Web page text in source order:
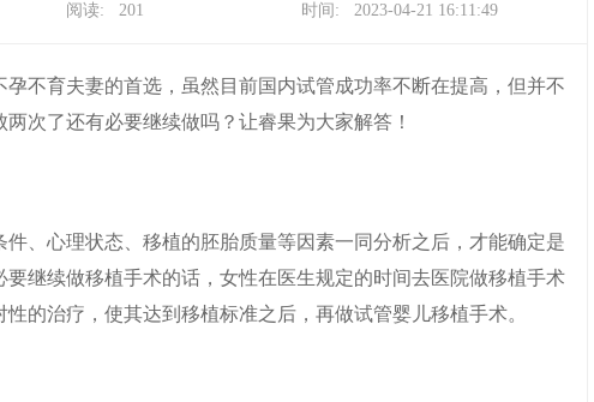
阅读: 201 时间: 2023-04-21 16:11:49
不育夫妻的首选，虽然目前国内试管成功率不断在提高，但并不
次了还有必要继续做吗？让睿果为大家解答！
、心理状态、移植的胚胎质量等因素一同分析之后，才能确定是
继续做移植手术的话，女性在医生规定的时间去医院做移植手术
的治疗，使其达到移植标准之后，再做试管婴儿移植手术。